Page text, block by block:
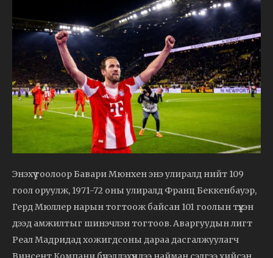
Энэхүү гоолоор Бавари Мюнхен энэ улиралд нийт 109
гоол оруулж, 1971-72 оны улиралд Франц Беккенбауэр,
Герд Мюллер нарын тогтоож байсан 101 гоолын түүхэн
дээд амжилтыг шинэчлэн тогтоов. Аваргуудын лигт
Реал Мадридад хожигдсоны дараа дасгалжуулагч